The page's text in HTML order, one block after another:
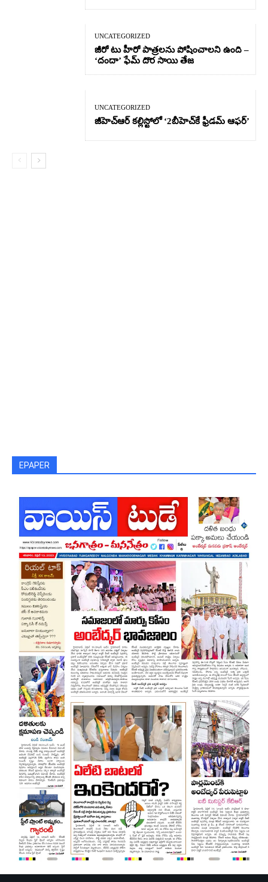
UNCATEGORIZED
జీరో టు హీరో పాత్రలను పోషించాలని ఉంది –
‘దందా’ ఫేమ్ దొర సాయి తేజ
UNCATEGORIZED
జీహెచ్ఆర్‌ కల్లిస్టోలో ‘2బీహెచ్‌కే ఫ్రీడమ్ ఆఫర్’
EPAPER